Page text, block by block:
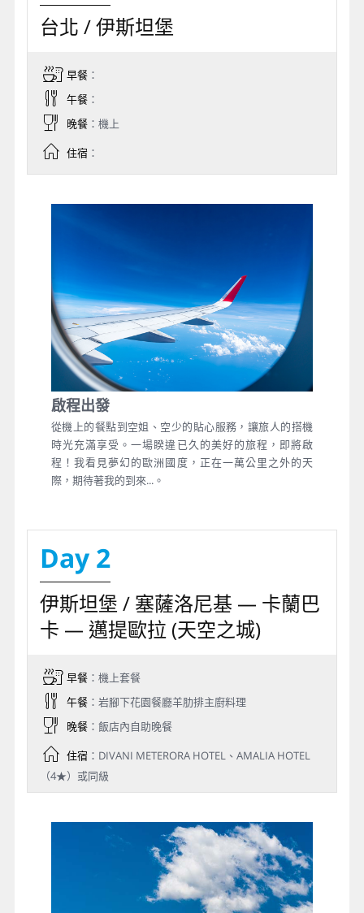
台北 / 伊斯坦堡
早餐：
午餐：
晚餐：機上
住宿：
啟程出發
從機上的餐點到空姐、空少的貼心服務，讓旅人的搭機
時光充滿享受。一場睽違已久的美好的旅程，即將啟
程！我看見夢幻的歐洲國度，正在一萬公里之外的天
際，期待著我的到來...。
Day 2
伊斯坦堡 / 塞薩洛尼基 — 卡蘭巴
卡 — 邁提歐拉 (天空之城)
早餐：機上套餐
午餐：岩腳下花園餐廳羊肋排主廚料理
晚餐：飯店內自助晚餐
住宿：DIVANI METERORA HOTEL、AMALIA HOTEL
（4★）或同級